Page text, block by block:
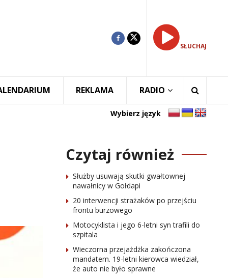
SŁUCHAJ
REKLAMA RADIO
Wybierz język
Czytaj również
Służby usuwają skutki gwałtownej
nawałnicy w Gołdapi
20 interwencji strażaków po przejściu
frontu burzowego
Motocyklista i jego 6-letni syn trafili do
szpitala
Wieczorna przejażdżka zakończona
mandatem. 19-letni kierowca wiedział,
że auto nie było sprawne